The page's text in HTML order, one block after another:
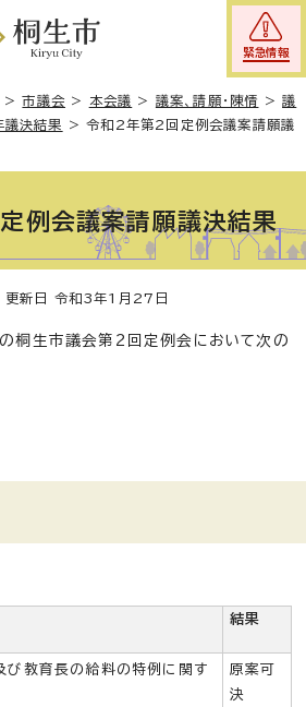
緊急情報
>市議会 > 本会議 > 議案、請願・陳情 >議
決結果 >令和2年第2回定例会議案請願議
例会議案請願議決結果
新日 令和3年1月27日
桐生市議会第2回定例会において次の
結果
び教育長の給料の特例に関す
原案可
決